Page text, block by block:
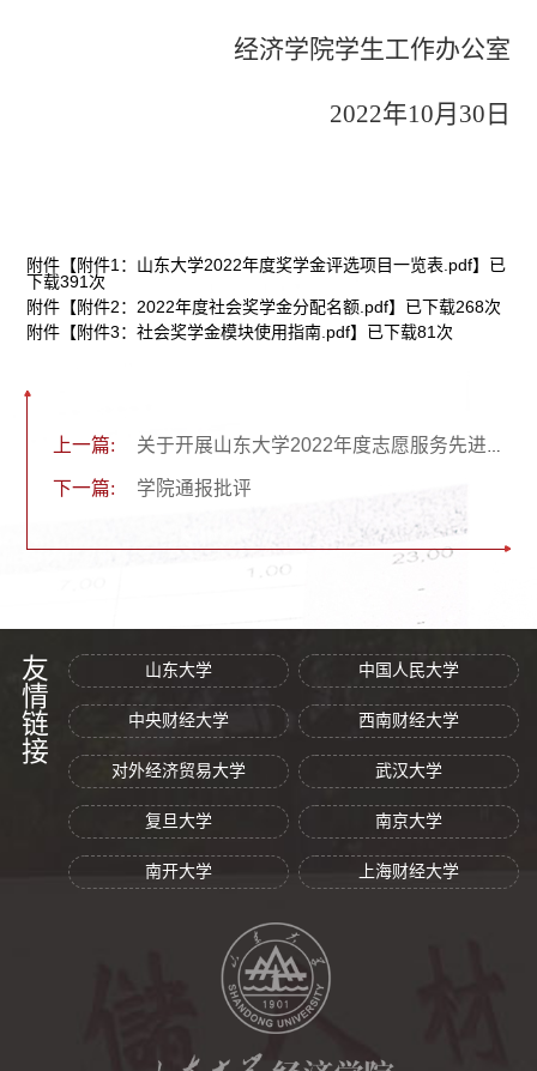
经济学院学生工作办公室
2022年10月30日
附件【附件1：山东大学2022年度奖学金评选项目一览表.pdf】已
下载391次
附件【附件2：2022年度社会奖学金分配名额.pdf】已下载268次
附件【附件3：社会奖学金模块使用指南.pdf】已下载81次
上一篇: 关于开展山东大学2022年度志愿服务先进典型评选与志愿服务重点项目立项工作的通知
下一篇: 学院通报批评
友情链接 山东大学 中国人民大学
中央财经大学 西南财经大学
对外经济贸易大学 武汉大学
复旦大学 南京大学
南开大学 上海财经大学